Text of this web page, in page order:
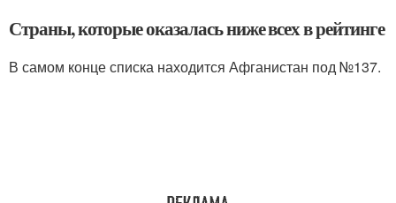
Страны, которые оказалась ниже всех в рейтинге
В самом конце списка находится Афганистан под №137.